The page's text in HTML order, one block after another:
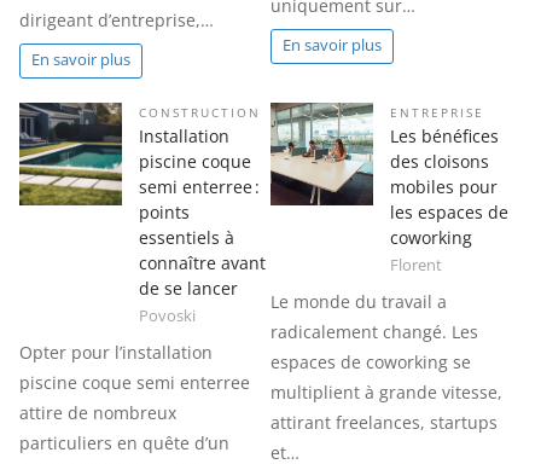
dirigeant d’entreprise,…
En savoir plus
uniquement sur…
En savoir plus
CONSTRUCTION
Installation
piscine coque
semi enterree :
points
essentiels à
connaître avant
de se lancer
Povoski
Opter pour l’installation
piscine coque semi enterree
attire de nombreux
particuliers en quête d’un
ENTREPRISE
Les bénéfices
des cloisons
mobiles pour
les espaces de
coworking
Florent
Le monde du travail a
radicalement changé. Les
espaces de coworking se
multiplient à grande vitesse,
attirant freelances, startups
et…